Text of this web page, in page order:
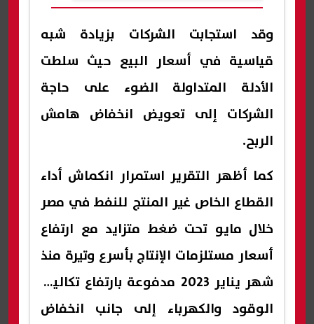
تُطبق على الشركات فقط
وقد استجابت الشركات بزيادة شبه
قياسية في أسعار البيع حيث سلطت
الأدلة المتداولة الضوء على حاجة
الشركات إلى تعويض انخفاض هامش
الربح.
كما أظهر التقرير استمرار انكماش أداء
القطاع الخاص غير المنتج للنفط في مصر
خلال مايو تحت ضغط متزايد مع ارتفاع
أسعار مستلزمات الإنتاج بأسرع وتيرة منذ
شهر يناير 2023 مدفوعة بارتفاع تكاليف
الوقود والكهرباء إلى جانب انخفاض